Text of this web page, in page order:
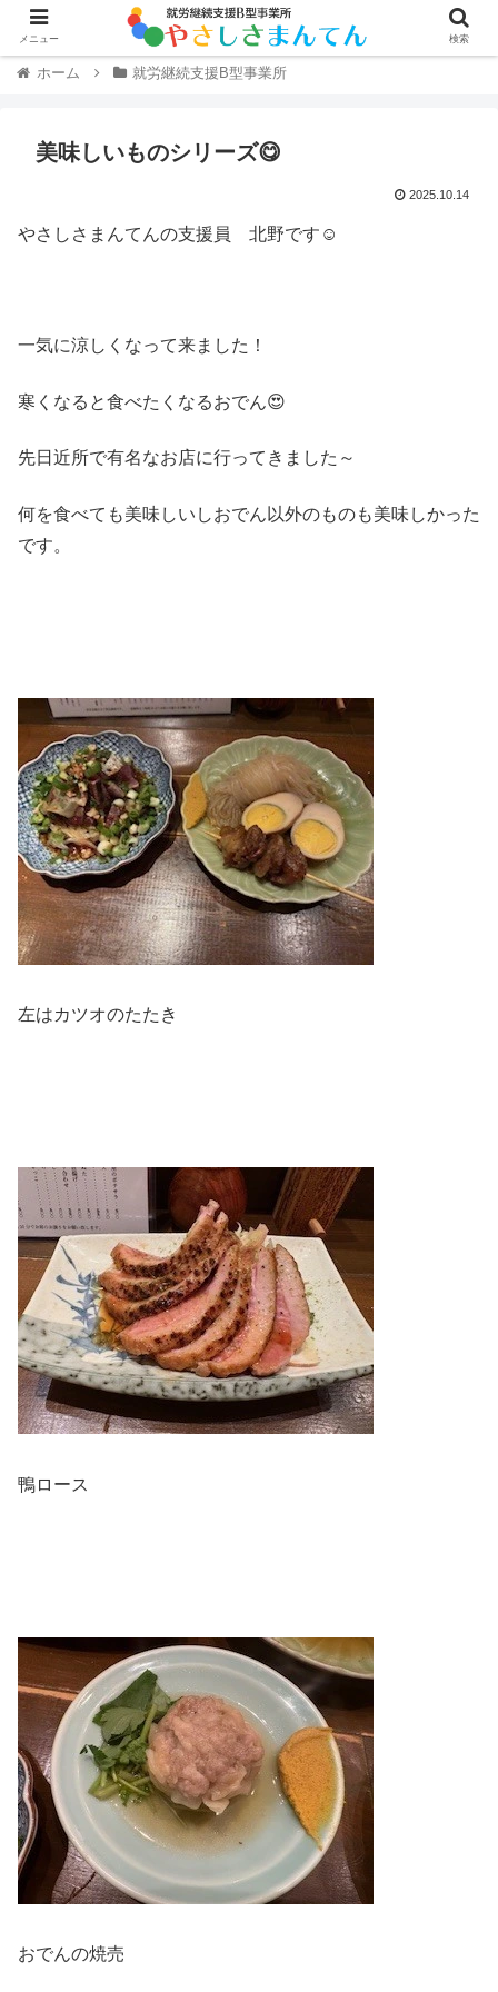
ホーム 就労継続支援B型事業所
美味しいものシリーズ😋
2025.10.14
やさしさまんてんの支援員 北野です☺️
一気に涼しくなって来ました！
寒くなると食べたくなるおでん😍
先日近所で有名なお店に行ってきました～
何を食べても美味しいしおでん以外のものも美味しかった
です。
左はカツオのたたき
鴨ロース
おでんの焼売
メニュー 検索